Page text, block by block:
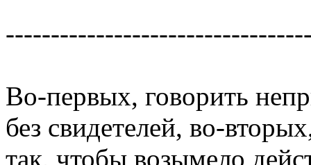
Во-первых, говорить
без свидетелей, во-
так, чтобы возымело